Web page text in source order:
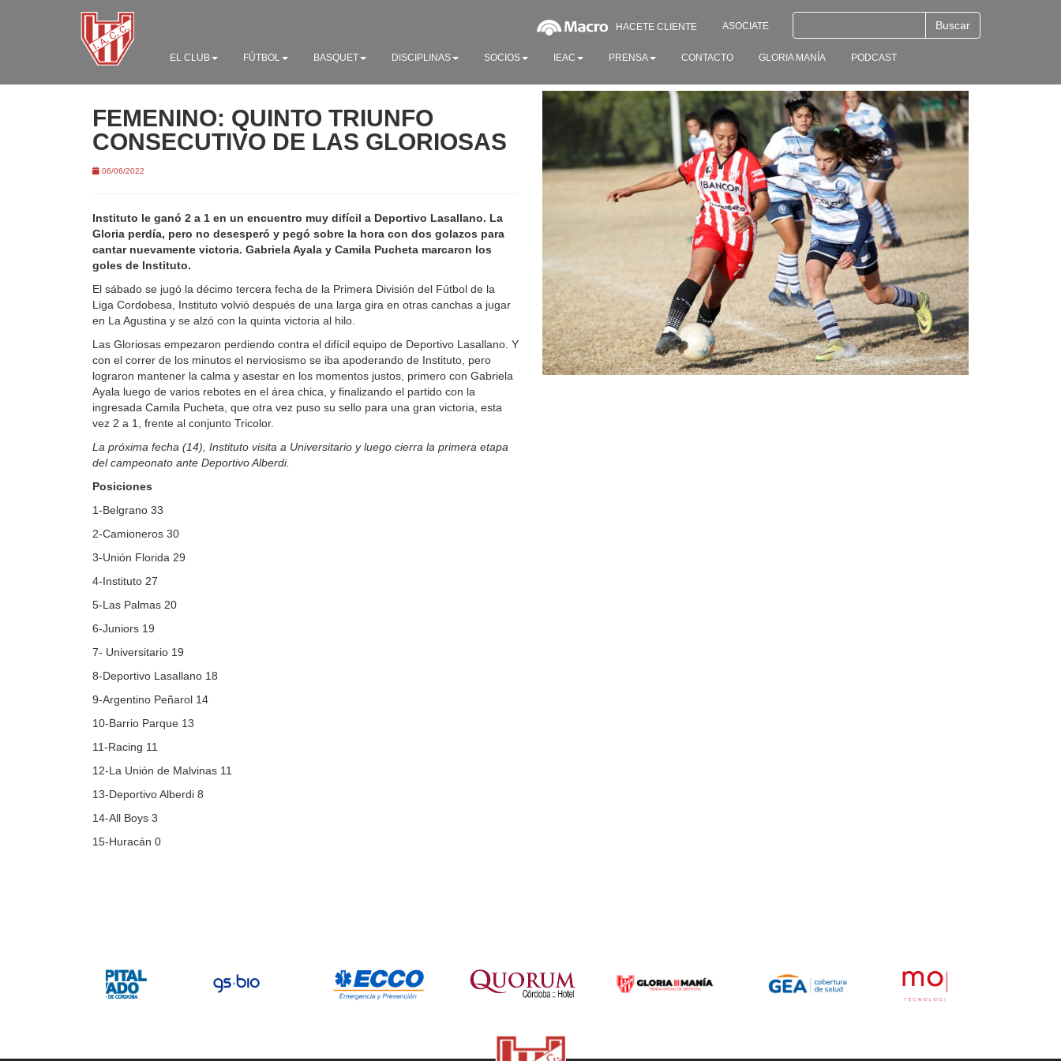
HACETE CLIENTE ASOCIATE
EL CLUB FÚTBOL BASQUET DISCIPLINAS SOCIOS IEAC PRENSA CONTACTO GLORIA MANÍA PODCAST
FEMENINO: QUINTO TRIUNFO
CONSECUTIVO DE LAS GLORIOSAS
06/06/2022
Instituto le ganó 2 a 1 en un encuentro muy difícil a Deportivo Lasallano. La
Gloria perdía, pero no desesperó y pegó sobre la hora con dos golazos para
cantar nuevamente victoria. Gabriela Ayala y Camila Pucheta marcaron los
goles de Instituto.
El sábado se jugó la décimo tercera fecha de la Primera División del Fútbol de la
Liga Cordobesa, Instituto volvió después de una larga gira en otras canchas a jugar
en La Agustina y se alzó con la quinta victoria al hilo.
Las Gloriosas empezaron perdiendo contra el difícil equipo de Deportivo Lasallano. Y
con el correr de los minutos el nerviosismo se iba apoderando de Instituto, pero
lograron mantener la calma y asestar en los momentos justos, primero con Gabriela
Ayala luego de varios rebotes en el área chica, y finalizando el partido con la
ingresada Camila Pucheta, que otra vez puso su sello para una gran victoria, esta
vez 2 a 1, frente al conjunto Tricolor.
La próxima fecha (14), Instituto visita a Universitario y luego cierra la primera etapa
del campeonato ante Deportivo Alberdi.
Posiciones
1-Belgrano 33
2-Camioneros 30
3-Unión Florida 29
4-Instituto 27
5-Las Palmas 20
6-Juniors 19
7- Universitario 19
8-Deportivo Lasallano 18
9-Argentino Peñarol 14
10-Barrio Parque 13
11-Racing 11
12-La Unión de Malvinas 11
13-Deportivo Alberdi 8
14-All Boys 3
15-Huracán 0